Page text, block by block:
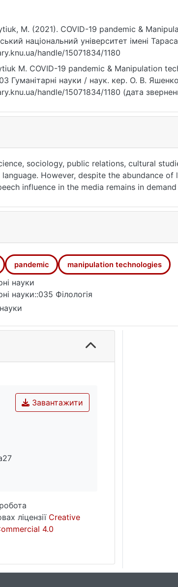
M. (2021). COVID-19 pandemic &
національний університет імені
handle/15071834/1180
M. COVID-19 pandemic & Manipulation
Гуманітарні науки / наук. кер. О. В.
handle/15071834/1180 (дата
sociology, public relations, cultural
However, despite the abundance
influence in the media remains in
means, which are the basis for the
COVID-19 pandemic, in which
speech techniques for manipulating
pandemic manipulation technologies
науки
науки::035 Філологія
Завантажити
ліцензії Creative
4.0